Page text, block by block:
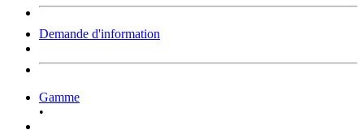
Demande d'information
Gamme
•